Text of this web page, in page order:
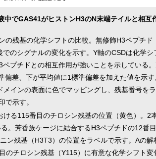
中でGAS41がヒストンH3のN末端テイルと相互
の残基の化学シフトの比較。無修飾H3ペプチ
のシグナルの変化を示す。Y軸のCSDは化学
プチドとの相互作用が強いことを示している
偏差、下が平均値に1標準偏差を加えた値を示
メインの表面に色でマッピングし、残基番号を
で示す。
る115番目のチロシン残基の位置（黄色）。
。芳香族ケージに結合するH3ペプチドの12番
ン残基（H3T3）の位置をラベルで示す。Aの
のチロシン残基（Y115）に有意な化学シフト